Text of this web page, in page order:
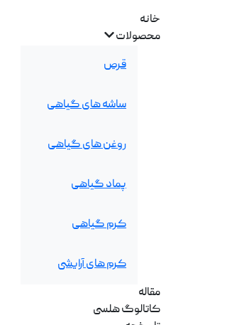
خانه
محصولات
قرص
ساشه های گیاهی
روغن های گیاهی
پماد گیاهی
کرم گیاهی
کرم های آرایشی
مقاله
کاتالوگ هلسی